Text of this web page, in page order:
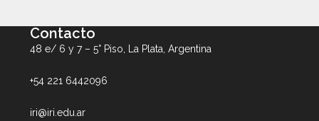
Contacto
48 e/ 6 y 7 – 5° Piso, La Plata, Argentina
+54 221 6442096
iri@iri.edu.ar